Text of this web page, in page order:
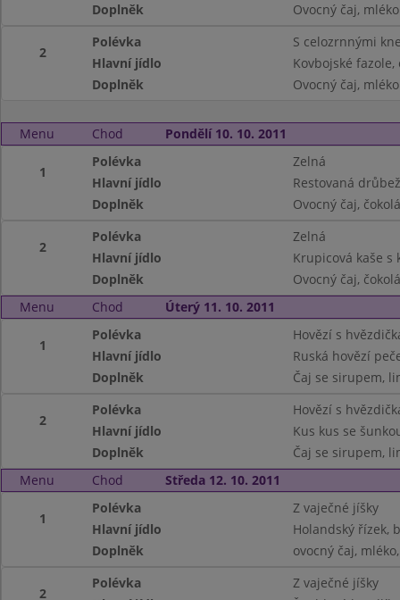
Doplněk
Ovocný čaj, mléko
2
Polévka
S celozrnnými
Hlavní jídlo
Kovbojské fazole,
Doplněk
Ovocný čaj, mléko
Menu Chod Pondělí 10. 10. 2011
1
Polévka
Zelná
Hlavní jídlo
Restovaná
Doplněk
Ovocný čaj,
2
Polévka
Zelná
Hlavní jídlo
Krupicová kaše s
Doplněk
Ovocný čaj,
Menu
Chod Úterý 11. 10. 2011
1
Polévka
Hovězí s
Hlavní jídlo
Ruská hovězí
Doplněk
Čaj se sirupem,
2
Polévka
Hovězí s
Hlavní jídlo
Kus kus se
Doplněk
Čaj se sirupem,
Menu
Chod Středa 12. 10. 2011
1
Polévka
Z vaječné jíšky
Hlavní jídlo
Holandský řízek,
Doplněk
ovocný čaj,
2
Polévka
Z vaječné jíšky